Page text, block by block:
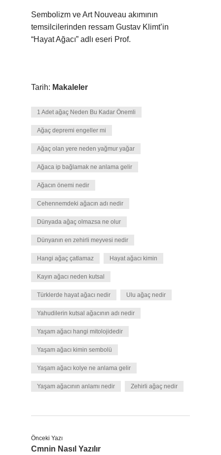
Sembolizm ve Art Nouveau akımının
temsilcilerinden ressam Gustav Klimt’in
“Hayat Ağacı” adlı eseri Prof.
Tarih: Makaleler
1 Adet ağaç Neden Bu Kadar Önemli
Ağaç depremi engeller mi
Ağaç olan yere neden yağmur yağar
Ağaca ip bağlamak ne anlama gelir
Ağacın önemi nedir
Cehennemdeki ağacın adı nedir
Dünyada ağaç olmazsa ne olur
Dünyanın en zehirli meyvesi nedir
Hangi ağaç çatlamaz Hayat ağacı kimin
Kayın ağacı neden kutsal
Türklerde hayat ağacı nedir Ulu ağaç nedir
Yahudilerin kutsal ağacının adı nedir
Yaşam ağacı hangi mitolojidedir
Yaşam ağacı kimin sembolü
Yaşam ağacı kolye ne anlama gelir
Yaşam ağacının anlamı nedir Zehirli ağaç nedir
Önceki Yazı
Cmnin Nasıl Yazılır